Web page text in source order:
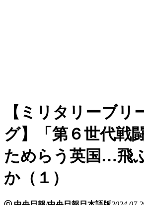
【ミリタリーブリ
グ】「第６世代戦
ためらう英国…飛
か（１）